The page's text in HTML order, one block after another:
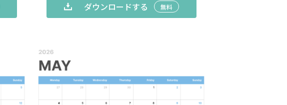
ダウンロードする 無料